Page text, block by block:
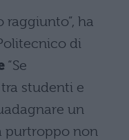
raggiunto”, ha
di
“Se
studenti e
un
purtroppo non